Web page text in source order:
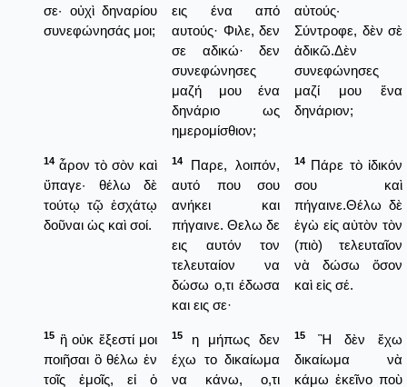
σε· οὐχὶ δηναρίου
συνεφώνησάς μοι;
εις ένα από
αυτούς· Φιλε, δεν
σε αδικώ· δεν
συνεφώνησες
μαζή μου ένα
δηνάριο ως
ημερομίσθιον;
αὐτούς·
Σύντροφε, δὲν σὲ
ἀδικῶ.Δὲν
συνεφώνησες
μαζί μου ἕνα
δηνάριον;
14 ἆρον τὸ σὸν καὶ
ὕπαγε· θέλω δὲ
τούτῳ τῷ ἐσχάτῳ
δοῦναι ὡς καὶ σοί.
14
Παρε, λοιπόν,
αυτό που σου
ανήκει και
πήγαινε. Θελω δε
εις αυτόν τον
τελευταίον να
δώσω ο,τι έδωσα
και εις σε·
14 Πάρε τὸ ἰδικόν
σου καὶ
πήγαινε.Θέλω δὲ
ἐγὼ εἰς αὐτὸν τὸν
(πιὸ) τελευταῖον
νὰ δώσω ὅσον
καὶ εἰς σέ.
15 ἢ οὐκ ἔξεστί μοι
ποιῆσαι ὃ θέλω ἐν
τοῖς ἐμοῖς, εἰ ὁ
15
η μήπως δεν
έχω το δικαίωμα
να κάνω, ο,τι
15
Ἢ δὲν ἔχω
δικαίωμα νὰ
κάμω ἐκεῖνο ποὺ